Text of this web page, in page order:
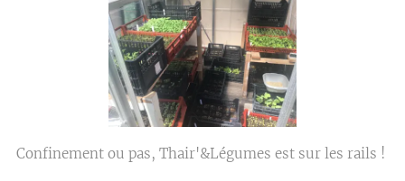
Confinement ou pas, Thair'&Légumes est sur les rails !